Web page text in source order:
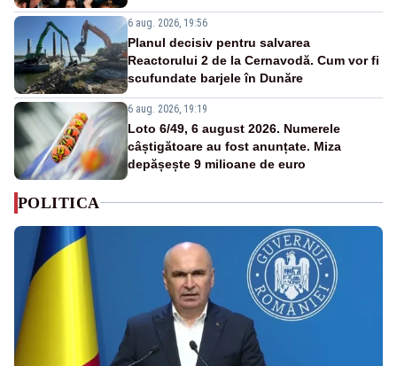
6 aug. 2026, 19:56
Planul decisiv pentru salvarea
Reactorului 2 de la Cernavodă. Cum vor fi
scufundate barjele în Dunăre
6 aug. 2026, 19:19
Loto 6/49, 6 august 2026. Numerele
câștigătoare au fost anunțate. Miza
depășește 9 milioane de euro
POLITICA